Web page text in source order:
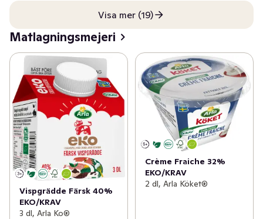
Visa mer (19)
Matlagningsmejeri
Vispgrädde Färsk 40%
EKO/KRAV
3 dl, Arla Ko®
Crème Fraiche 32%
EKO/KRAV
2 dl, Arla Köket®